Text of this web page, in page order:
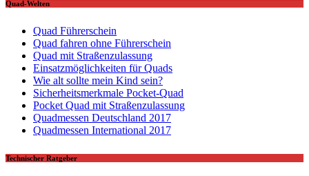
Quad-Welten
Quad Führerschein
Quad fahren ohne Führerschein
Quad mit Straßenzulassung
Einsatzmöglichkeiten für Quads
Wie alt sollte mein Kind sein?
Sicherheitsmerkmale Pocket-Quad
Pocket Quad mit Straßenzulassung
Quadmessen Deutschland 2017
Quadmessen International 2017
Technischer Ratgeber